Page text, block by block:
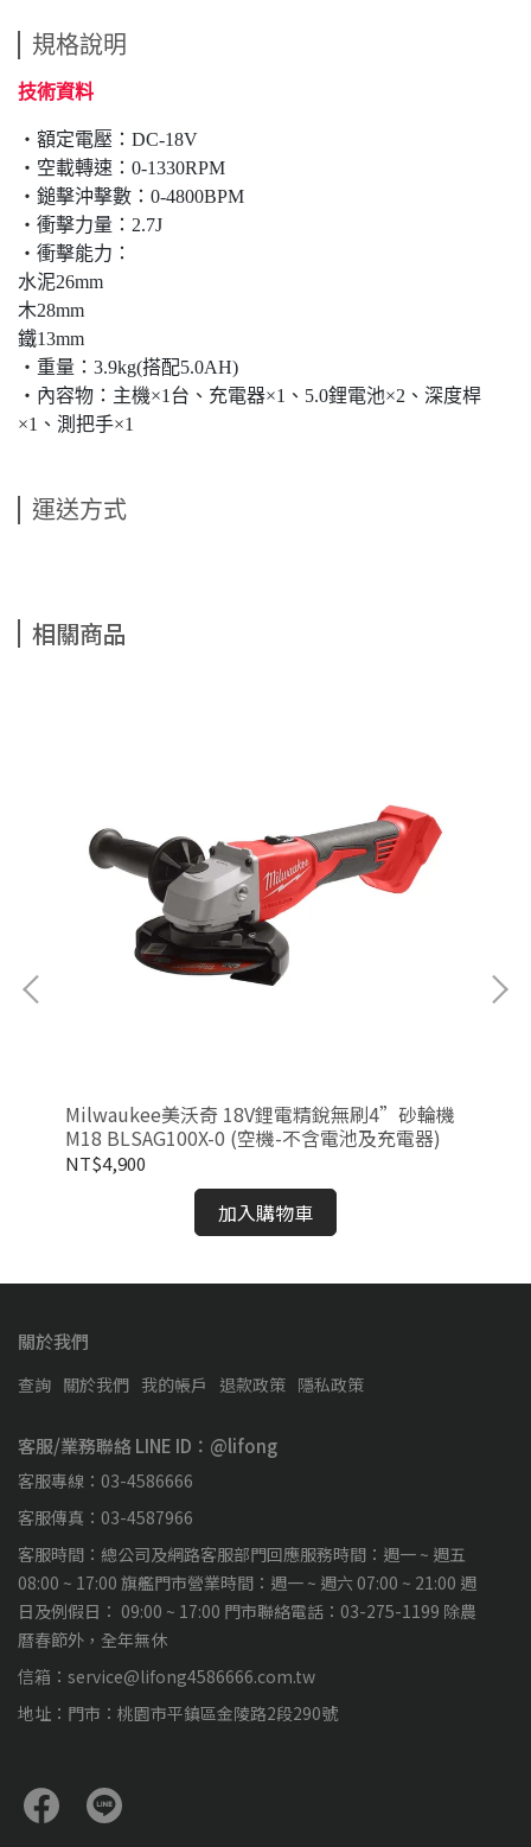
規格說明
技術資料
‧額定電壓：DC-18V
‧空載轉速：0-1330RPM
‧鎚擊沖擊數：0-4800BPM
‧衝擊力量：2.7J
‧衝擊能力：
水泥26mm
木28mm
鐵13mm
‧重量：3.9kg(搭配5.0AH)
‧內容物：主機×1台、充電器×1、5.0鋰電池×2、深度桿
×1、測把手×1
運送方式
相關商品
Milwaukee美沃奇 18V鋰電精銳無刷4”砂輪機
M18 BLSAG100X-0 (空機-不含電池及充電器)
NT$4,900
加入購物車
關於我們
查詢 關於我們 我的帳戶 退款政策 隱私政策
客服/業務聯絡 LINE ID：@lifong
客服專線：03-4586666
客服傳真：03-4587966
客服時間：總公司及網路客服部門回應服務時間：週一 ~ 週五
08:00 ~ 17:00 旗艦門市營業時間：週一 ~ 週六 07:00 ~ 21:00 週
日及例假日： 09:00 ~ 17:00 門市聯絡電話：03-275-1199 除農
曆春節外，全年無休
信箱：service@lifong4586666.com.tw
地址：門市：桃園市平鎮區金陵路2段290號